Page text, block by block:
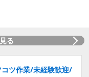
る
ツ作業/未経験歓迎/